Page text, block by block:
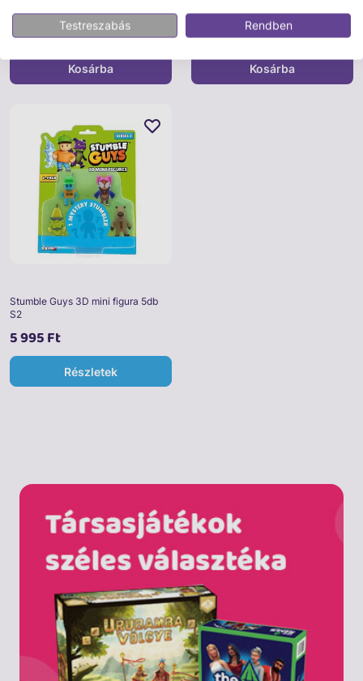
kulcstartó, s3
1 495 Ft
Kosárba
figura s3
1 495 Ft
Kosárba
Stumble Guys 3D mini figura 5db
S2
5 995 Ft
Részletek
Testreszabás Rendben